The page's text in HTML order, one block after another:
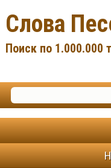
Слова
Поиск по 1.000.000